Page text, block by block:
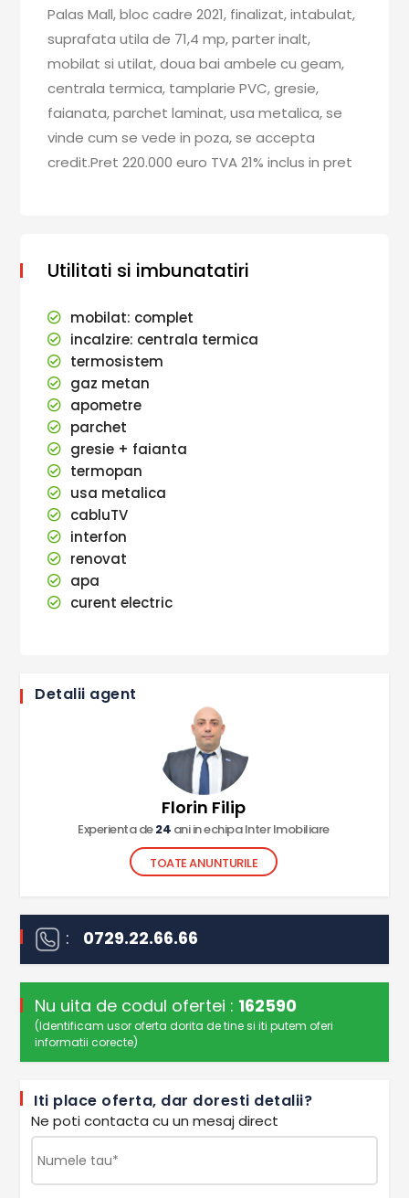
Palas Mall, bloc cadre 2021, finalizat, intabulat,
suprafata utila de 71,4 mp, parter inalt,
mobilat si utilat, doua bai ambele cu geam,
centrala termica, tamplarie PVC, gresie,
faianata, parchet laminat, usa metalica, se
vinde cum se vede in poza, se accepta
credit.Pret 220.000 euro TVA 21% inclus in pret
Utilitati si imbunatatiri
mobilat: complet
incalzire: centrala termica
termosistem
gaz metan
apometre
parchet
gresie + faianta
termopan
usa metalica
cabluTV
interfon
renovat
apa
curent electric
Detalii agent
Florin Filip
Experienta de24 ani in echipa Inter Imobiliare
TOATE ANUNTURILE
: 0729.22.66.66
Nu uita de codul ofertei : 162590
(Identificam usor oferta dorita de tine si iti putem oferi
informatii corecte)
Iti place oferta, dar doresti detalii?
Ne poti contacta cu un mesaj direct